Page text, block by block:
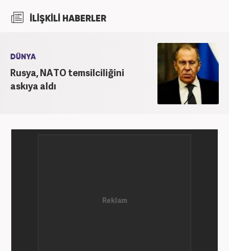
İLİŞKİLİ HABERLER
DÜNYA
Rusya, NATO temsilciliğini
askıya aldı